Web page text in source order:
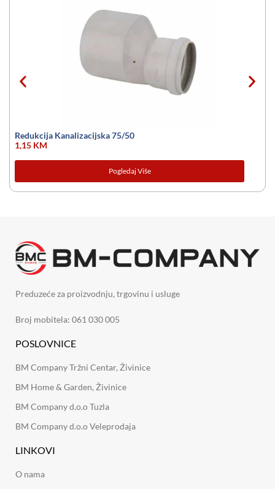
Redukcija Kanalizacijska 75/50
1,15 KM
Pogledaj Više
Preduzeće za proizvodnju, trgovinu i usluge
Broj mobitela: 061 030 005
POSLOVNICE
BM Company Tržni Centar, Živinice
BM Home & Garden, Živinice
BM Company d.o.o Tuzla
BM Company d.o.o Veleprodaja
LINKOVI
O nama